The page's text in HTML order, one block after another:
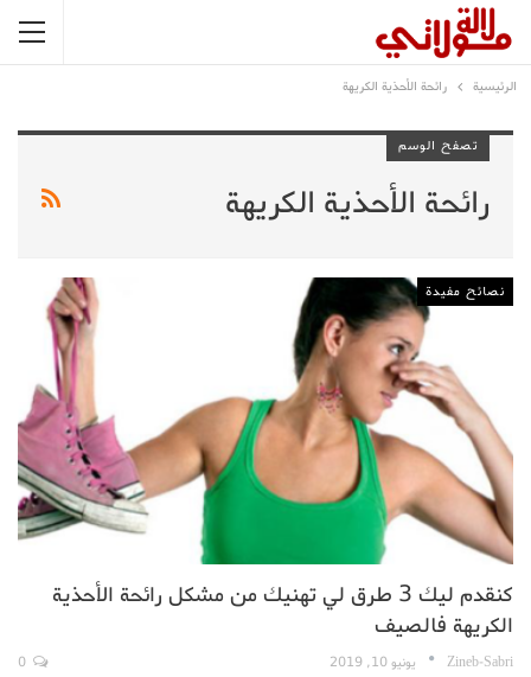
الرئيسية رائحة الأحذية الكريهة
تصفح الوسم
رائحة الأحذية الكريهة
نصائح مفيدة
كنقدم ليك 3 طرق لي تهنيك من مشكل رائحة الأحذية
الكريهة فالصيف
Zineb-Sabri يونيو 10, 2019